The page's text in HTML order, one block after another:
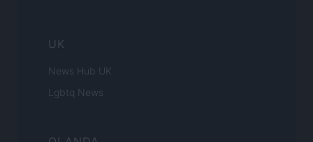
UK
News Hub UK
Lgbtq News